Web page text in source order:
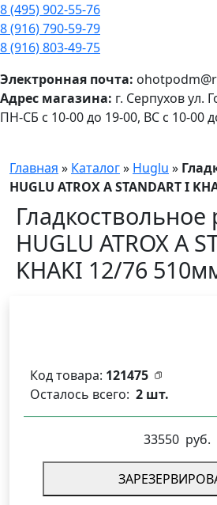
8 (495) 902-55-76
8 (916) 790-59-79
8 (916) 803-49-75
ПН-СБ с 10-00 до 19-00, ВС с 10-00
Электронная почта:
Адрес магазина: г. Серпухов ул.
Главная » Каталог» Huglu »
HUGLU ATROX A STANDART I
Гладкоствольное
HUGLU ATROX A
KHAKI 12/76
Код товара: 121475
Осталось всего: 2 шт.
33550 руб.